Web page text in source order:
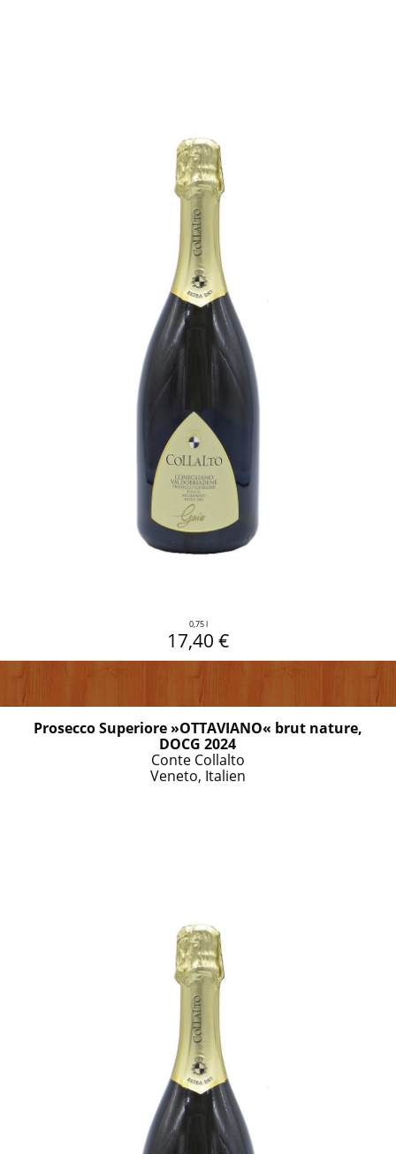
0,75 l
17,40 €
Prosecco Superiore »OTTAVIANO« brut nature,
DOCG 2024
Conte Collalto
Veneto, Italien